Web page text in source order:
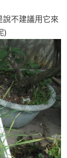
說不建議用它來
)